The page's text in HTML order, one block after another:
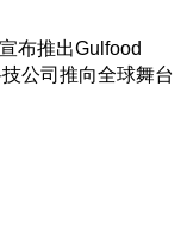
布推出Gulfood
公司推向全球舞台